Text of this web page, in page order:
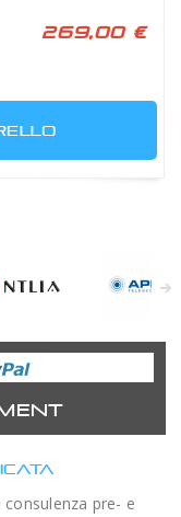
269,00 €
Telescopes
pre- e